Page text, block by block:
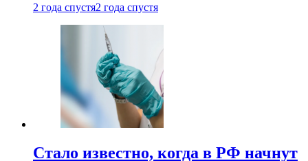
2 года спустя2 года спустя
Стало известно, когда в РФ начнут